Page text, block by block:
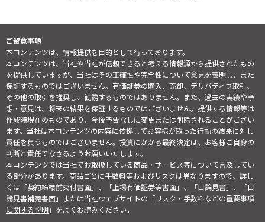
ご留意事項
本コンテンツは、情報提供を目的として行っております。
本コンテンツは、当社や当社が信頼できると考える情報源から提供されたもの
を提供していますが、当社はその正確性や完全性について意見を表明し、また
保証するものではございません。有価証券の購入、売却、デリバティブ取引、
その他の取引を推奨し、勧誘するものではありません。また、過去の実績や予
想・意見は、将来の結果を保証するものではございません。提供する情報等は
作成時現在のものであり、今後予告なしに変更または削除されることがござい
ます。当社は本コンテンツの内容に依拠してお客様が取った行動の結果に対し
責任を負うものではございません。投資にかかる最終決定は、お客様ご自身の
判断と責任でなさるようお願いいたします。
本コンテンツでは当社でお取扱している商品・サービス等について言及してい
る部分があります。商品ごとに手数料等およびリスクは異なりますので、詳し
くは「契約締結前交付書面」、「上場有価証券等書面」、「目論見書」、「目
論見書補完書面」または当社ウェブサイトの「リスク・手数料などの重要事項
に関する説明」をよくお読みください。